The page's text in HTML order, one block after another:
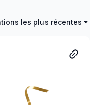
les plus récentes